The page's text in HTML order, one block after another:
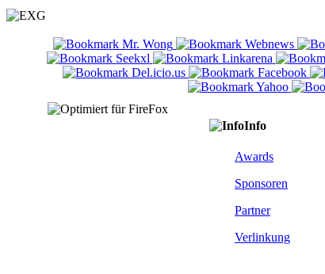
Info
Awards
Sponsoren
Partner
Verlinkung